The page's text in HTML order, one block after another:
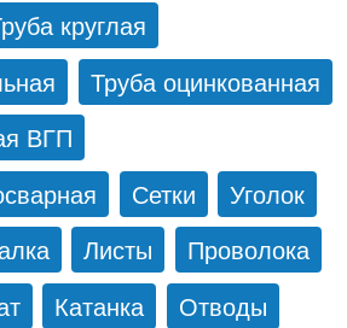
круглая
Труба оцинкованная
ВГП
Сетки
Уголок
Листы
Проволока
Катанка
Отводы